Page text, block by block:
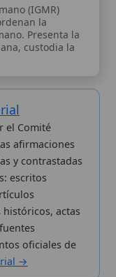
actas
de
doctrinal,
la red formativa
Animae . Con
Editado en
de San
tu web